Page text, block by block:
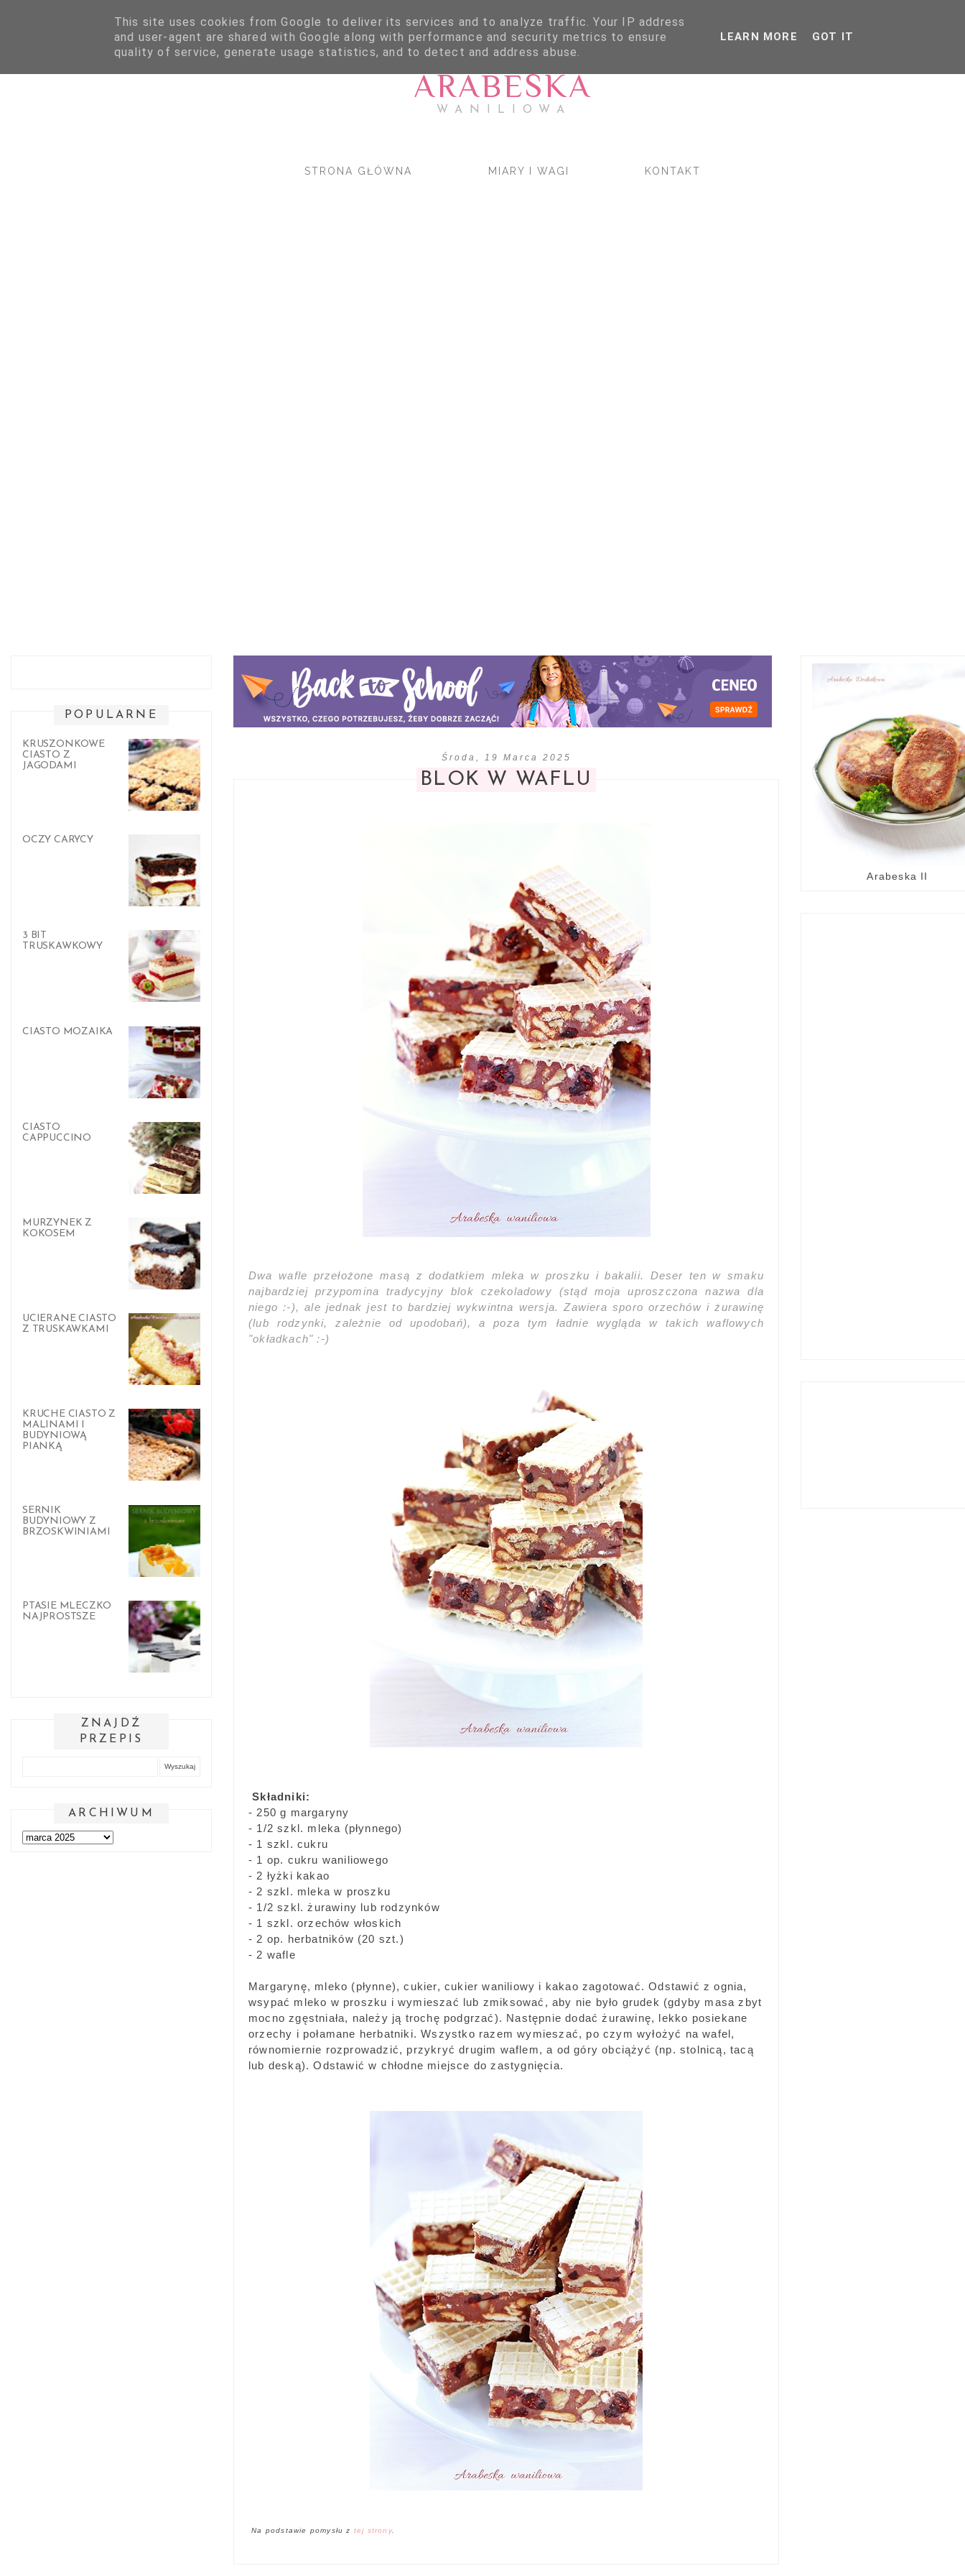
ARABESKA
WANILIOWA
STRONA GŁÓWNA MIARY I WAGI KONTAKT
Środa, 19 Marca 2025
BLOK W WAFLU
Dwa wafle przełożone masą z dodatkiem mleka w proszku i bakalii. Deser ten w smaku
najbardziej przypomina tradycyjny blok czekoladowy (stąd moja uproszczona nazwa dla
niego :-), ale jednak jest to bardziej wykwintna wersja. Zawiera sporo orzechów i żurawinę
(lub rodzynki, zależnie od upodobań), a poza tym ładnie wygląda w takich waflowych
"okładkach" :-)
Składniki:
- 250 g margaryny
- 1/2 szkl. mleka (płynnego)
- 1 szkl. cukru
- 1 op. cukru waniliowego
- 2 łyżki kakao
- 2 szkl. mleka w proszku
- 1/2 szkl. żurawiny lub rodzynków
- 1 szkl. orzechów włoskich
- 2 op. herbatników (20 szt.)
- 2 wafle
Margarynę, mleko (płynne), cukier, cukier waniliowy i kakao zagotować. Odstawić z ognia,
wsypać mleko w proszku i wymieszać lub zmiksować, aby nie było grudek (gdyby masa zbyt
mocno zgęstniała, należy ją trochę podgrzać). Następnie dodać żurawinę, lekko posiekane
orzechy i połamane herbatniki. Wszystko razem wymieszać, po czym wyłożyć na wafel,
równomiernie rozprowadzić, przykryć drugim waflem, a od góry obciążyć (np. stolnicą, tacą
lub deską). Odstawić w chłodne miejsce do zastygnięcia.
Na podstawie pomysłu z tej strony.
POPULARNE
KRUSZONKOWE
CIASTO Z
JAGODAMI
OCZY CARYCY
3 BIT
TRUSKAWKOWY
CIASTO MOZAIKA
CIASTO
CAPPUCCINO
MURZYNEK Z
KOKOSEM
UCIERANE CIASTO
Z TRUSKAWKAMI
KRUCHE CIASTO Z
MALINAMI I
BUDYNIOWĄ
PIANKĄ
SERNIK
BUDYNIOWY Z
BRZOSKWINIAMI
PTASIE MLECZKO
NAJPROSTSZE
ZNAJDŹ
PRZEPIS
ARCHIWUM
Arabeska II
This site uses cookies from Google to deliver its services and to analyze traffic. Your IP address
and user-agent are shared with Google along with performance and security metrics to ensure
quality of service, generate usage statistics, and to detect and address abuse.
LEARN MORE GOT IT